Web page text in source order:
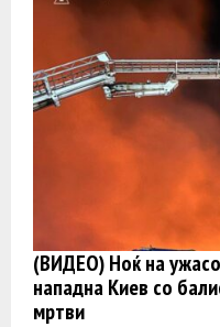
(ВИДЕО) Ноќ на
нападна Киев со
мртви